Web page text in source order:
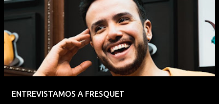
ENTREVISTAMOS A FRESQUET